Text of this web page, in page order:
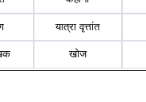
यात्रा वृत्तांत
खोज